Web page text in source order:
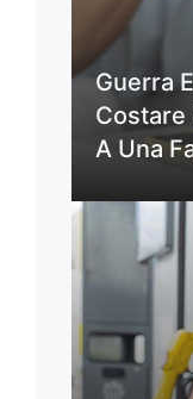
Guerra
Costare
A Una